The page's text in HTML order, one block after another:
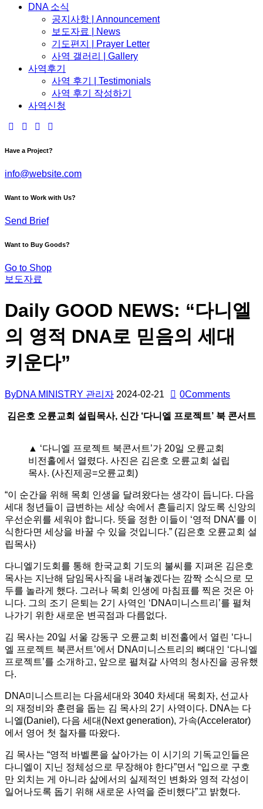
DNA 소식
공지사항 | Announcement
보도자료 | News
기도편지 | Prayer Letter
사역 갤러리 | Gallery
사역후기
사역 후기 | Testimonials
사역 후기 작성하기
사역신청
Have a Project?
info@website.com
Want to Work with Us?
Send Brief
Want to Buy Goods?
Go to Shop
보도자료
Daily GOOD NEWS: “다니엘
의 영적 DNA로 믿음의 세대
키운다”
ByDNA MINISTRY 관리자 2024-02-21 0Comments
김은호 오륜교회 설립목사, 신간 ‘다니엘 프로젝트’ 북 콘서트
▲ ‘다니엘 프로젝트 북콘서트’가 20일 오륜교회
비전홀에서 열렸다. 사진은 김은호 오륜교회 설립
목사. (사진제공=오륜교회)
“이 순간을 위해 목회 인생을 달려왔다는 생각이 듭니다. 다음
세대 청년들이 급변하는 세상 속에서 흔들리지 않도록 신앙의
우선순위를 세워야 합니다. 뜻을 정한 이들이 ‘영적 DNA’를 이
식한다면 세상을 바꿀 수 있을 것입니다.” (김은호 오륜교회 설
립목사)
다니엘기도회를 통해 한국교회 기도의 불씨를 지펴온 김은호
목사는 지난해 담임목사직을 내려놓겠다는 깜짝 소식으로 모
두를 놀라게 했다. 그러나 목회 인생에 마침표를 찍은 것은 아
니다. 그의 조기 은퇴는 2기 사역인 ‘DNA미니스트리’를 펼쳐
나가기 위한 새로운 변곡점과 다름없다.
김 목사는 20일 서울 강동구 오륜교회 비전홀에서 열린 ‘다니
엘 프로젝트 북콘서트’에서 DNA미니스트리의 뼈대인 ‘다니엘
프로젝트’를 소개하고, 앞으로 펼쳐갈 사역의 청사진을 공유했
다.
DNA미니스트리는 다음세대와 3040 차세대 목회자, 선교사
의 재정비와 훈련을 돕는 김 목사의 2기 사역이다. DNA는 다
니엘(Daniel), 다음 세대(Next generation), 가속(Accelerator)
에서 영어 첫 철자를 따왔다.
김 목사는 “영적 바벨론을 살아가는 이 시기의 기독교인들은
다니엘이 지닌 정체성으로 무장해야 한다”면서 “입으로 구호
만 외치는 게 아니라 삶에서의 실제적인 변화와 영적 각성이
일어나도록 돕기 위해 새로운 사역을 준비했다”고 밝혔다.